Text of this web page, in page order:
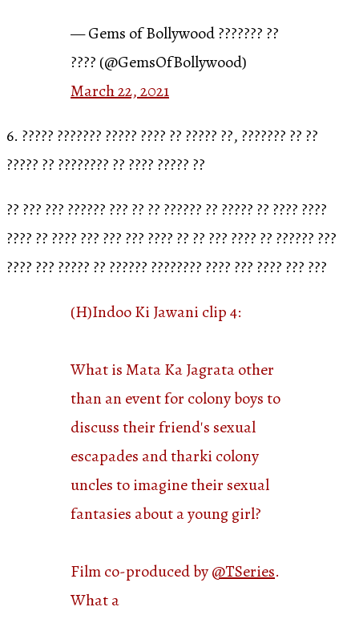
— Gems of Bollywood ??????? ??
???? (@GemsOfBollywood)
March 22, 2021
6. ????? ??????? ????? ???? ?? ????? ??, ??????? ?? ??
????? ?? ???????? ?? ???? ????? ??
?? ??? ??? ?????? ??? ?? ?? ?????? ?? ????? ?? ???? ????
???? ?? ???? ??? ??? ??? ???? ?? ?? ??? ???? ?? ?????? ???
???? ??? ????? ?? ?????? ???????? ???? ??? ???? ??? ???
(H)Indoo Ki Jawani clip 4:
What is Mata Ka Jagrata other
than an event for colony boys to
discuss their friend's sexual
escapades and tharki colony
uncles to imagine their sexual
fantasies about a young girl?
Film co-produced by@TSeries.
What a